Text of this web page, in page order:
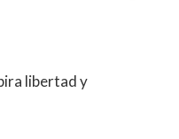
libertad y